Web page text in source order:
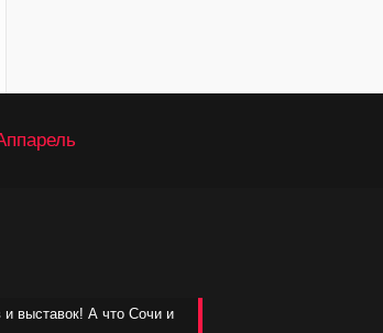
и выставок! А что Сочи и